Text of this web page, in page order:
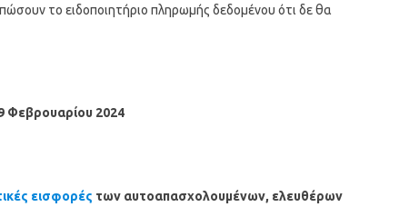
το ειδοποιητήριο πληρωμής δεδομένου ότι δε θα
Φεβρουαρίου 2024
εισφορές των αυτοαπασχολουμένων, ελευθέρων